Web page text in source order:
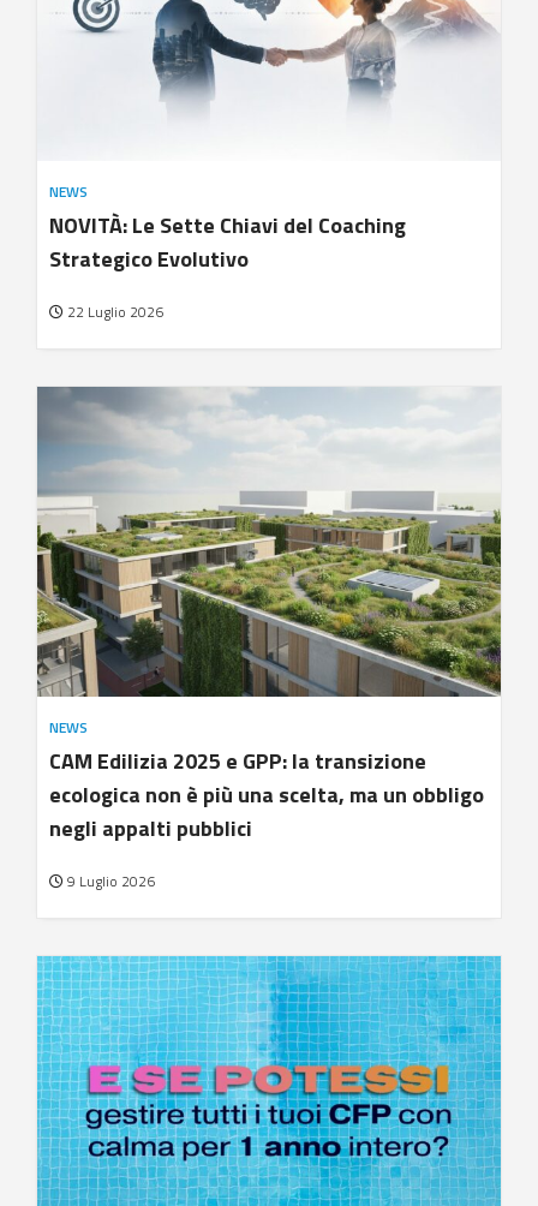
NEWS
NOVITÀ: Le Sette Chiavi del Coaching
Strategico Evolutivo
22 Luglio 2026
NEWS
CAM Edilizia 2025 e GPP: la transizione
ecologica non è più una scelta, ma un obbligo
negli appalti pubblici
9 Luglio 2026